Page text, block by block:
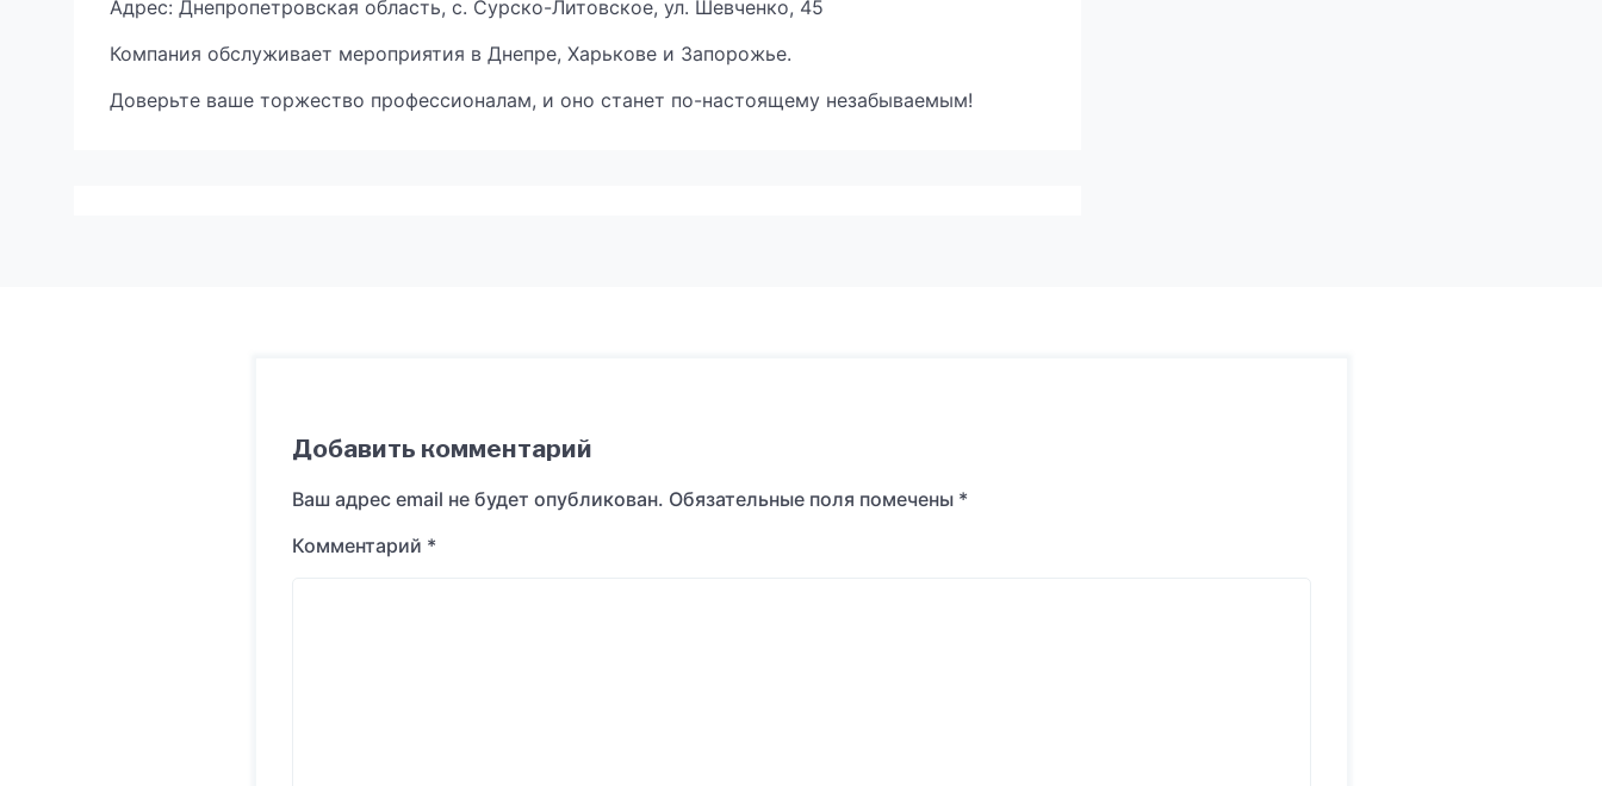
Адрес: Днепропетровская область, с. Сурско-Литовское, ул. Шевченко, 45
Компания обслуживает мероприятия в Днепре, Харькове и Запорожье.
Доверьте ваше торжество профессионалам, и оно станет по-настоящему незабываемым!
Добавить комментарий
Ваш адрес email не будет опубликован. Обязательные поля помечены *
Комментарий *